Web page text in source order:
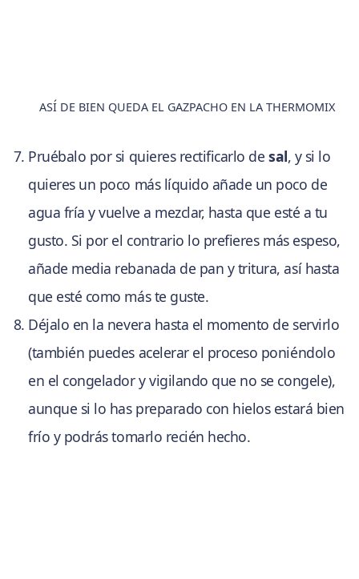
ASÍ DE BIEN QUEDA EL GAZPACHO EN LA THERMOMIX
Pruébalo por si quieres rectificarlo de sal, y si lo
quieres un poco más líquido añade un poco de
agua fría y vuelve a mezclar, hasta que esté a tu
gusto. Si por el contrario lo prefieres más espeso,
añade media rebanada de pan y tritura, así hasta
que esté como más te guste.
Déjalo en la nevera hasta el momento de servirlo
(también puedes acelerar el proceso poniéndolo
en el congelador y vigilando que no se congele),
aunque si lo has preparado con hielos estará bien
frío y podrás tomarlo recién hecho.